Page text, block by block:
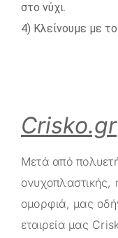
στο νύχι.
4) Κλείνουμε με
Crisko.gr
Μετά από
ονυχοπλαστικής,
ομορφιά, μας
εταιρεία μας